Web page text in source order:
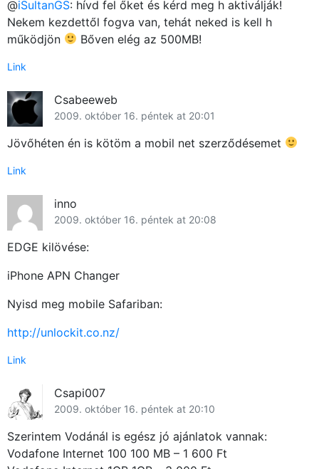
@iSultanGS: hívd fel őket és kérd meg h aktiválják!
Nekem kezdettől fogva van, tehát neked is kell h
működjön
Bőven elég az 500MB!
Link
Csabeeweb
2009. október 16. péntek at 20:01
Jövőhéten én is kötöm a mobil net szerződésemet
Link
inno
2009. október 16. péntek at 20:08
EDGE kilövése:
iPhone APN Changer
Nyisd meg mobile Safariban:
http://unlockit.co.nz/
Link
Csapi007
2009. október 16. péntek at 20:10
Szerintem Vodánál is egész jó ajánlatok vannak:
Vodafone Internet 100 100 MB – 1 600 Ft